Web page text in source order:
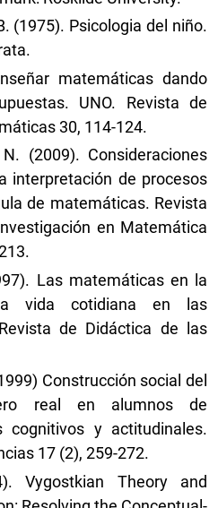
(1975). Psicologia del niño.
matemáticas dando
UNO. Revista de
30, 114-124.
(2009). Consideraciones
interpretación de procesos
de matemáticas. Revista
en Matemática
Las matemáticas en la
vida cotidiana en las
de Didáctica de las
Construcción social del
real en alumnos de
cognitivos y actitudinales.
17 (2), 259-272.
Vygostkian Theory and